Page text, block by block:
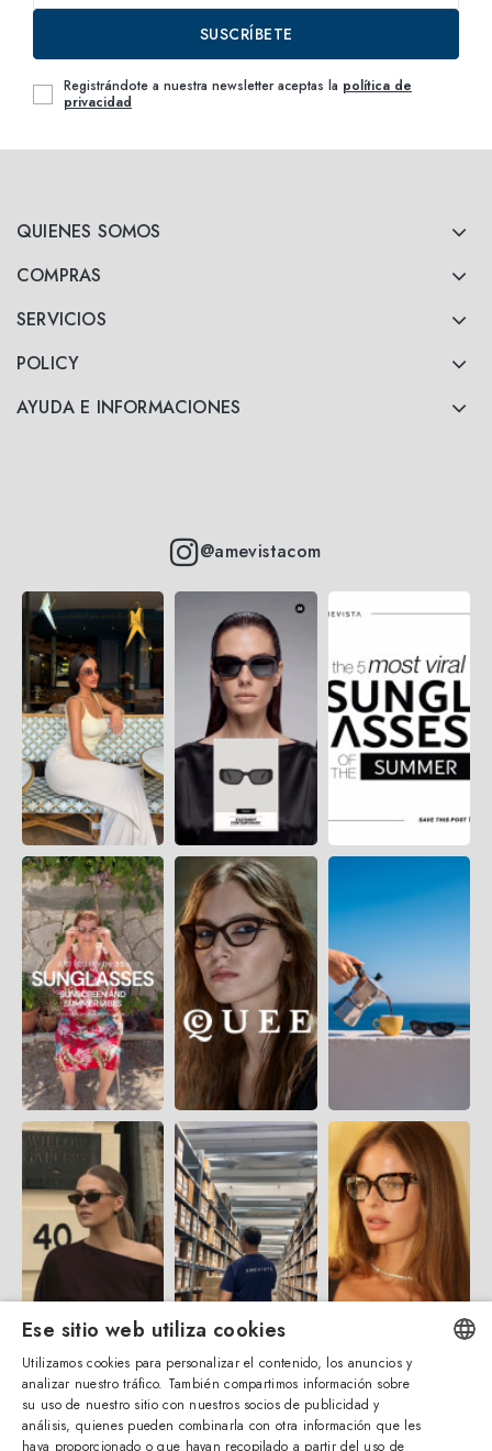
QUIENES SOMOS
COMPRAS
SERVICIOS
POLICY
AYUDA E INFORMACIONES
@amevistacom
SUSCRÍBETE
Registrándote a nuestra newsletter aceptas la política de
privacidad
ENGLISH
ITALIAN
Ese sitio web utiliza cookies
Utilizamos cookies para personalizar el contenido, los anuncios y
analizar nuestro tráfico. También compartimos información sobre
su uso de nuestro sitio con nuestros socios de publicidad y
análisis, quienes pueden combinarla con otra información que les
haya proporcionado o que hayan recopilado a partir del uso de